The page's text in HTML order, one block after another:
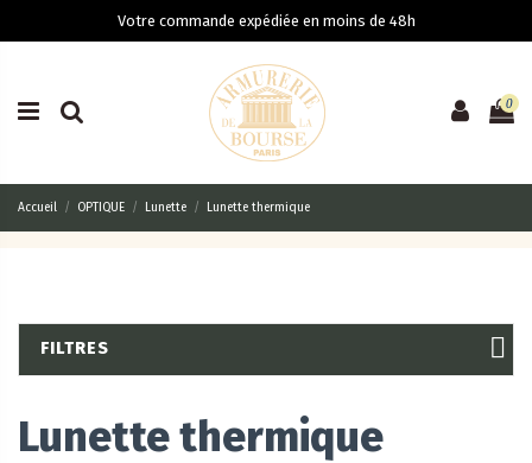
Votre commande expédiée en moins de 48h
0
Accueil OPTIQUE Lunette Lunette thermique
Lunette thermique
FILTRES